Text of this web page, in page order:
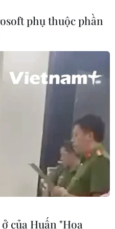
TÁM, KHÚC THANH
Quy định sử dụng
Quảng cáo
phụ thuộc phần
của Huấn "Hoa